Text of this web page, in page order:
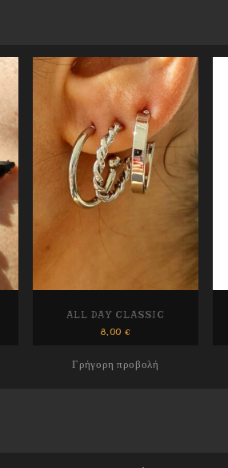
ALL DAY CLASSIC
8,00€
Γρήγορη προβολή